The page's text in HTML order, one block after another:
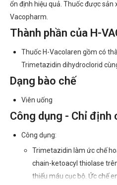
ổn định hiệu quả. Thuốc được
Vacopharm.
Thành phần của H-
Thuốc H-Vacolaren gồm có
Trimetazidin dihydroclorid
Dạng bào chế
Viên uống
Công dụng - Chỉ định
Công dụng:
Trimetazidin làm ức chế
chain-ketoacyl thiolase
thiếu máu cục bộ. Ức chế